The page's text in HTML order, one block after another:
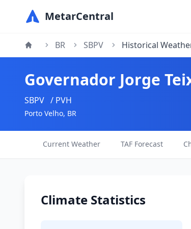
MetarCentral
BR SBPV Historical
Governador Jorge
SBPV / PVH
Porto Velho, BR
Current Weather TAF Forecast
Climate Statistics